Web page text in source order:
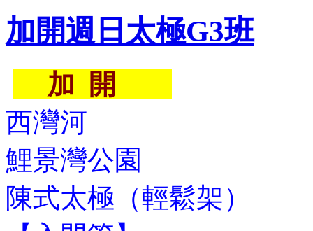
加開週日太極G3班
加 開
西灣河
鯉景灣公園
陳式太極（輕鬆架）